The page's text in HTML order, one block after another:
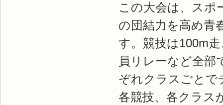
この大会は、スポ
の団結力を高め青
す。競技は100m
員リレーなど全部
ぞれクラスごとで
各競技、各クラス